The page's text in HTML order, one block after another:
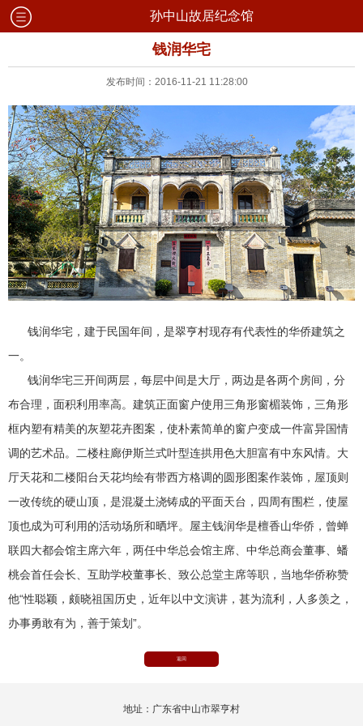
孙中山故居纪念馆
钱润华宅
发布时间：2016-11-21 11:28:00
钱润华宅，建于民国年间，是翠亨村现存有代表性的华侨建筑之
一。
钱润华宅三开间两层，每层中间是大厅，两边是各两个房间，分
布合理，面积利用率高。建筑正面窗户使用三角形窗楣装饰，三角形
框内塑有精美的灰塑花卉图案，使朴素简单的窗户变成一件富异国情
调的艺术品。二楼柱廊伊斯兰式叶型连拱用色大胆富有中东风情。大
厅天花和二楼阳台天花均绘有带西方格调的圆形图案作装饰，屋顶则
一改传统的硬山顶，是混凝土浇铸成的平面天台，四周有围栏，使屋
顶也成为可利用的活动场所和晒坪。屋主钱润华是檀香山华侨，曾蝉
联四大都会馆主席六年，两任中华总会馆主席、中华总商会董事、蟠
桃会首任会长、互助学校董事长、致公总堂主席等职，当地华侨称赞
他“性聪颖，颇晓祖国历史，近年以中文演讲，甚为流利，人多羡之，
办事勇敢有为，善于策划”。
返回
地址：广东省中山市翠亨村